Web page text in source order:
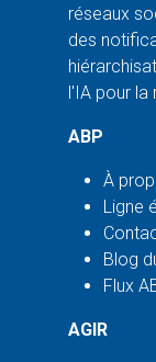
réseaux
des
l'IA pour
ABP
À
Ligne
Blog
Flux
AGIR